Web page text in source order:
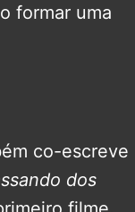
formar uma
co-escreve
dos